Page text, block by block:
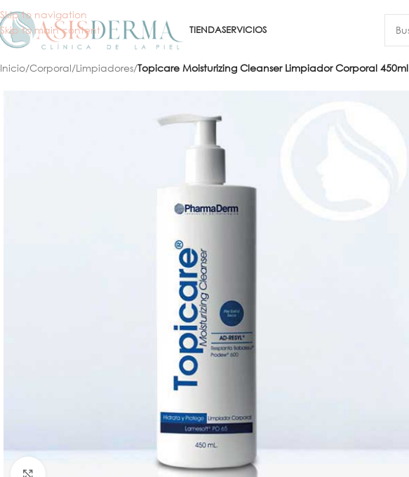
Skip to navigation
Skip to main content
TIENDASERVICIOS
Inicio/Corporal/Limpiadores/Topicare Moisturizing Cleanser Limpiador Corporal 450ml